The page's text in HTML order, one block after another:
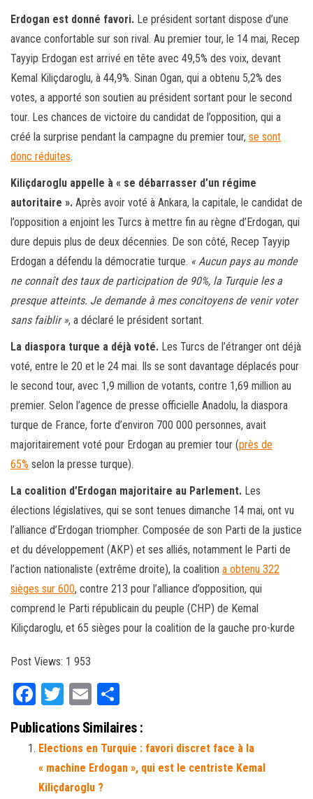
Erdogan est donné favori. Le président sortant dispose d’une
avance confortable sur son rival. Au premier tour, le 14 mai, Recep
Tayyip Erdogan est arrivé en tête avec 49,5% des voix, devant
Kemal Kiliçdaroglu, à 44,9%. Sinan Ogan, qui a obtenu 5,2% des
votes, a apporté son soutien au président sortant pour le second
tour. Les chances de victoire du candidat de l’opposition, qui a
créé la surprise pendant la campagne du premier tour, se sont
donc réduites.
Kiliçdaroglu appelle à « se débarrasser d’un régime
autoritaire ». Après avoir voté à Ankara, la capitale, le candidat de
l’opposition a enjoint les Turcs à mettre fin au règne d’Erdogan, qui
dure depuis plus de deux décennies. De son côté, Recep Tayyip
Erdogan a défendu la démocratie turque. « Aucun pays au monde
ne connaît des taux de participation de 90%, la Turquie les a
presque atteints. Je demande à mes concitoyens de venir voter
sans faiblir », a déclaré le président sortant.
La diaspora turque a déjà voté. Les Turcs de l’étranger ont déjà
voté, entre le 20 et le 24 mai. Ils se sont davantage déplacés pour
le second tour, avec 1,9 million de votants, contre 1,69 million au
premier. Selon l’agence de presse officielle Anadolu, la diaspora
turque de France, forte d’environ 700 000 personnes, avait
majoritairement voté pour Erdogan au premier tour (près de
65% selon la presse turque).
La coalition d’Erdogan majoritaire au Parlement. Les
élections législatives, qui se sont tenues dimanche 14 mai, ont vu
l’alliance d’Erdogan triompher. Composée de son Parti de la justice
et du développement (AKP) et ses alliés, notamment le Parti de
l’action nationaliste (extrême droite), la coalition a obtenu 322
sièges sur 600, contre 213 pour l’alliance d’opposition, qui
comprend le Parti républicain du peuple (CHP) de Kemal
Kiliçdaroglu, et 65 sièges pour la coalition de la gauche pro-kurde
Post Views: 1 953
Fa
ce
bo
ok
T
tt
er
E
m
ail ag
er
Publications Similaires :
Elections en Turquie : favori discret face à la
« machine Erdogan », qui est le centriste Kemal
Kiliçdaroglu ?